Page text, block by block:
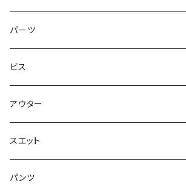
トップス
スエット
ソックス
アンダーウェア
アクセサリー
ゴツいシューズ最高！
Small Shoes
7.7インチ
7.8インチ
7.9インチ
8インチ
8.1インチ
パーツ
ビス
アウター
スエット
パンツ